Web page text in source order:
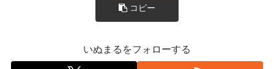
コピー
いぬまるをフォローする